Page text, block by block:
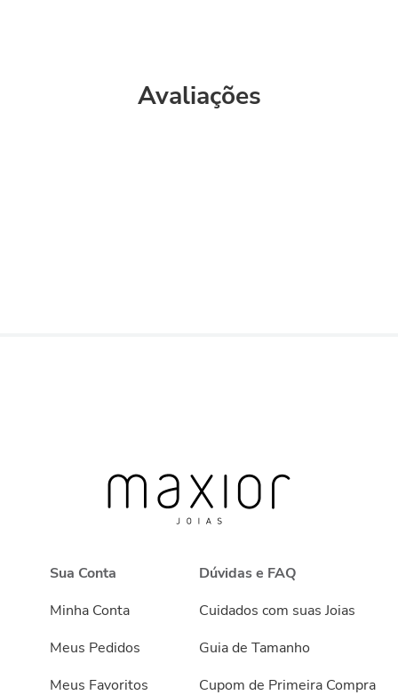
Avaliações
Sua Conta
Minha Conta
Meus Pedidos
Meus Favoritos
Dúvidas e FAQ
Cuidados com suas Joias
Guia de Tamanho
Cupom de Primeira Compra